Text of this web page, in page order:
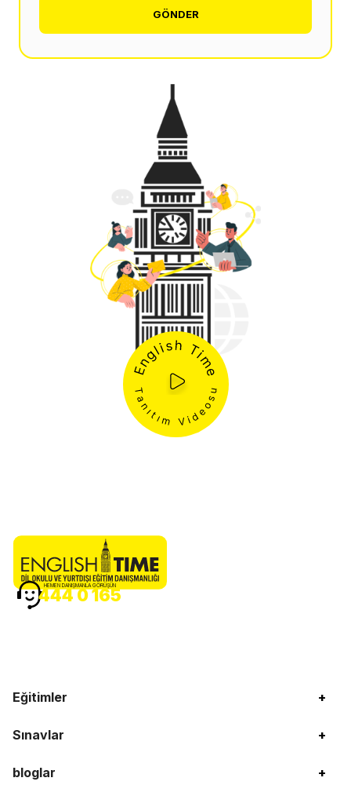
GÖNDER
Eğitimler +
Sınavlar +
bloglar +
HEMEN DANIŞMANLA GÖRÜŞÜN
444 0 165